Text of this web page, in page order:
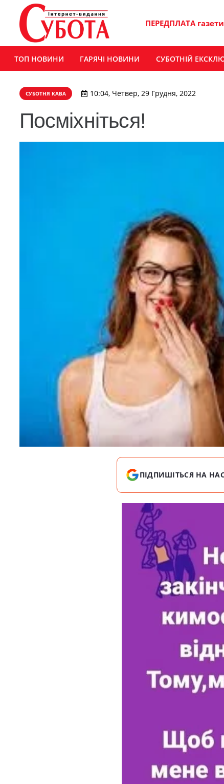
ПЕРЕДПЛАТА
ТОП НОВИНИ ГАРЯЧІ НОВИНИ СУБОТНІЙ
СУБОТНЯ КАВА 10:04, Четвер, 29 Грудня, 2022
Посміхніться!
ПІДПИШІТЬСЯ НА НАС